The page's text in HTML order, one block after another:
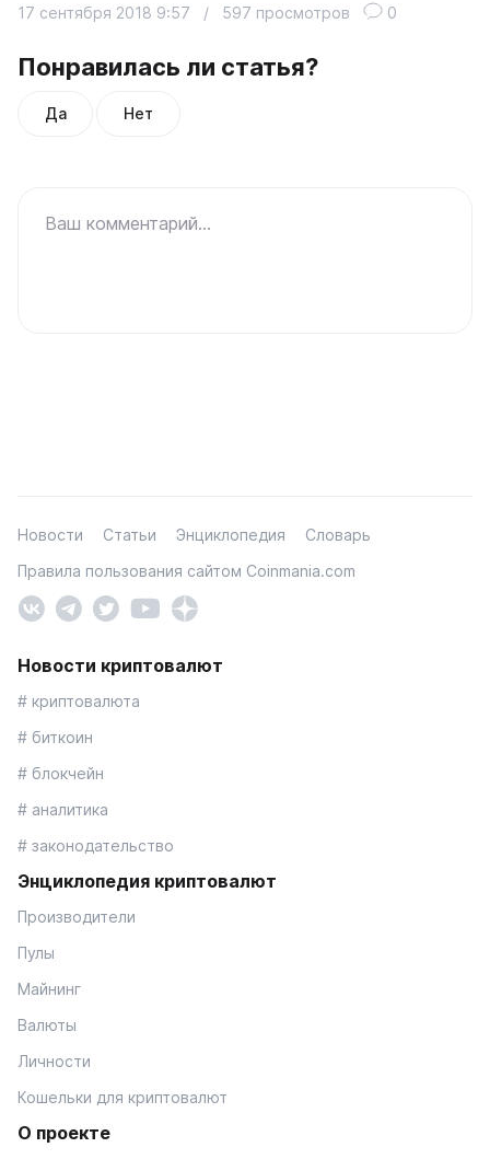
Понравилась ли статья?
Да Нет
17 сентября 2018 9:57 / 597 просмотров 0
Ваш комментарий...
Новости Статьи Энциклопедия
Словарь
Правила пользования сайтом Coinmania.com
Новости криптовалют
# криптовалюта
# биткоин
# блокчейн
# аналитика
# законодательство
Энциклопедия криптовалют
Производители
Пулы
Майнинг
Валюты
Личности
Кошельки для криптовалют
О проекте